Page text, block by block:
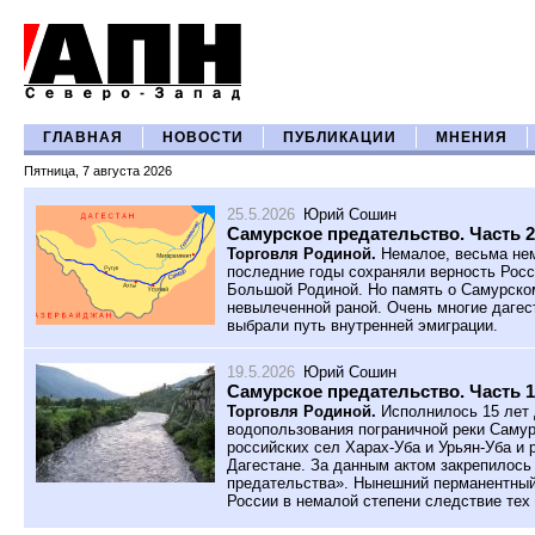
ГЛАВНАЯ НОВОСТИ ПУБЛИКАЦИИ МНЕНИЯ
Пятница, 7 августа 2026
25.5.2026 Юрий Сошин
Самурское предательство. Часть
Торговля Родиной. Немалое, весьма
последние годы сохраняли верность
Большой Родиной. Но память о
невылеченной раной. Очень многие
выбрали путь внутренней эмиграции.
19.5.2026 Юрий Сошин
Самурское предательство. Часть
Торговля Родиной. Исполнилось 15 лет
водопользования пограничной реки
российских сел Харах-Уба и Урьян-Уба и
Дагестане. За данным актом
предательства». Нынешний
России в немалой степени следствие тех